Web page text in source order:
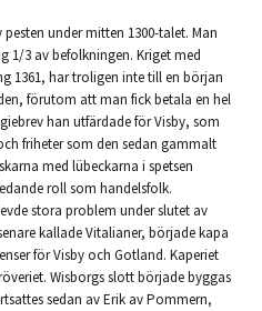
under mitten 1300-talet. Man
1/3 av befolkningen. Kriget med
1361, har troligen inte till en början
förutom att man fick betala en hel
han utfärdade för Visby, som
friheter som den sedan gammalt
med lübeckarna i spetsen
roll som handelsfolk.
stora problem under slutet av
kallade Vitalianer, började kapa
för Visby och Gotland. Kaperiet
Wisborgs slott började byggas
sedan av Erik av Pommern,